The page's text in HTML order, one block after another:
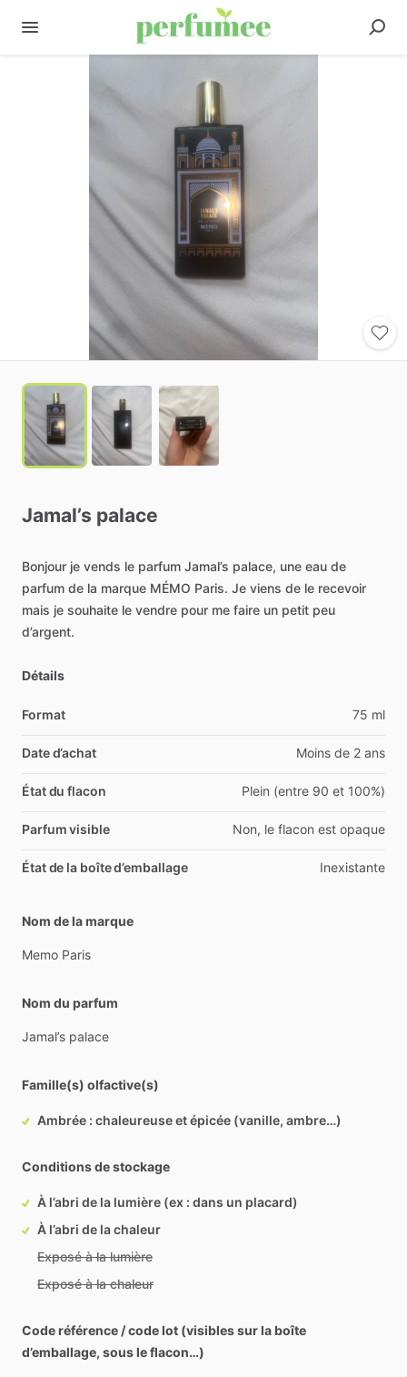
Jamal’s palace
Bonjour je vends le parfum Jamal’s palace, une eau de
parfum de la marque MÉMO Paris. Je viens de le recevoir
mais je souhaite le vendre pour me faire un petit peu
d’argent.
Détails
Format 75 ml
Date d’achat Moins de 2 ans
État du flacon Plein (entre 90 et 100%)
Parfum visible Non, le flacon est opaque
État de la boîte d’emballage Inexistante
Nom de la marque
Memo Paris
Nom du parfum
Jamal’s palace
Famille(s) olfactive(s)
Ambrée : chaleureuse et épicée (vanille, ambre…)
Conditions de stockage
À l’abri de la lumière (ex : dans un placard)
À l’abri de la chaleur
Exposé à la lumière
Exposé à la chaleur
Code référence / code lot (visibles sur la boîte
d’emballage, sous le flacon…)